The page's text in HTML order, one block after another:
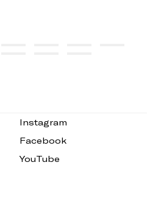
Instagram
Facebook
YouTube